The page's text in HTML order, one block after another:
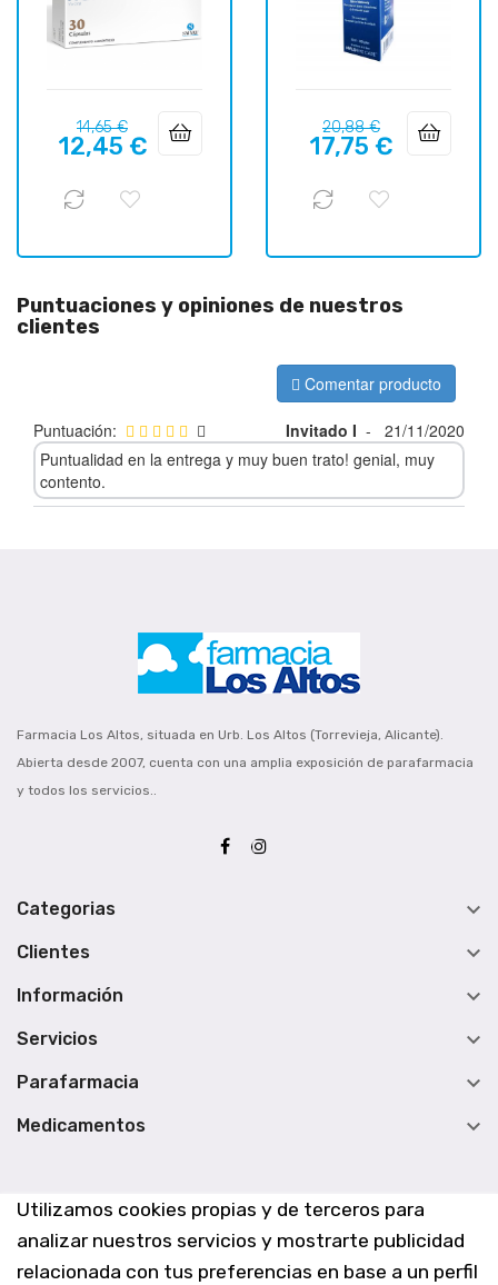
Utilizamos cookies propias y de terceros para
analizar nuestros servicios y mostrarte publicidad
relacionada con tus preferencias en base a un perfil
Precio
regular
14,65 €Precio
12,45 €
Precio
regular
20,88 €Precio
17,75 €
Puntuaciones y opiniones de nuestros
clientes
Comentar producto
Puntuación: Invitado I -
21/11/2020
Puntualidad en la entrega y muy buen trato! genial, muy
contento.
Farmacia Los Altos, situada en Urb. Los Altos (Torrevieja, Alicante).
Abierta desde 2007, cuenta con una amplia exposición de parafarmacia
y todos los servicios..
Categorias 
Clientes 
Información 
Servicios 
Parafarmacia 
Medicamentos 